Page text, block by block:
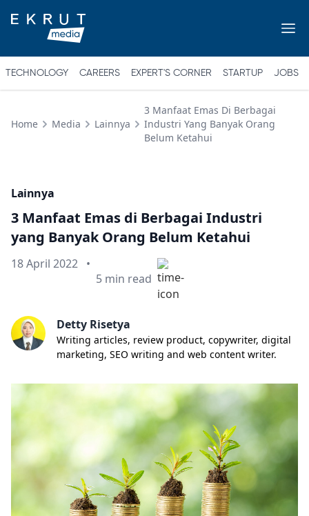
TECHNOLOGY CAREERS EXPERT'S CORNER STARTUP JOBS
Home Media Lainnya
3 Manfaat Emas Di Berbagai
Industri Yang Banyak Orang
Belum Ketahui
Lainnya
3 Manfaat Emas di Berbagai Industri
yang Banyak Orang Belum Ketahui
Published on
18 April 2022 •
Min read
5 min read
Detty Risetya
Writing articles, review product, copywriter, digital
marketing, SEO writing and web content writer.